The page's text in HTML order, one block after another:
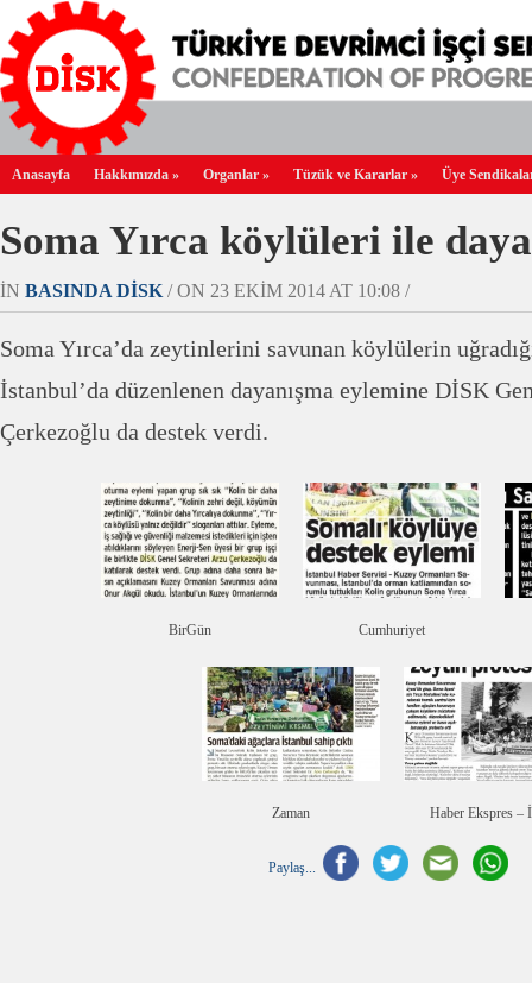
Anasayfa Hakkımızda » Organlar » Tüzük ve Kararlar » Üye
Soma Yırca köylüleri ile
IN BASINDA DİSK/ ON 23 EKIM 2014 AT 10:08 /
Soma Yırca’da zeytinlerini savunan köylülerin
İstanbul’da düzenlenen dayanışma eylemine DİSK
Çerkezoğlu da destek verdi.
BirGün Cumhuriyet
Zaman Haber Ekspres –
Paylaş...